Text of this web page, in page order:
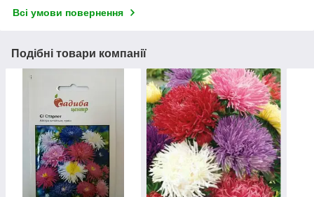
Всі умови повернення
Подібні товари компанії